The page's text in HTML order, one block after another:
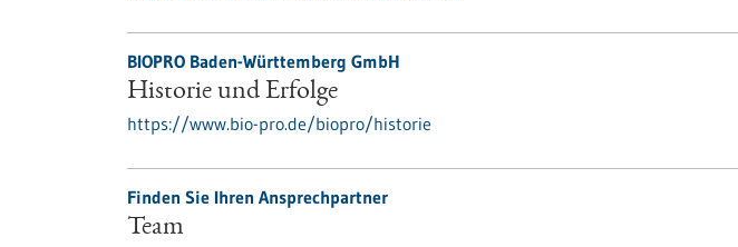
BIOPRO Baden-Württemberg GmbH
Historie und Erfolge
https://www.bio-pro.de/biopro/historie
Finden Sie Ihren Ansprechpartner
Team